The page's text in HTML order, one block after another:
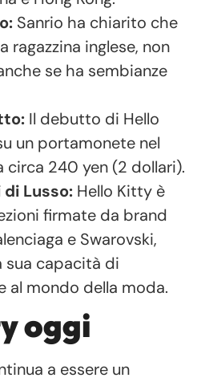
Sanrio ha chiarito che
ragazzina inglese, non
se ha sembianze
Il debutto di Hello
un portamonete nel
circa 240 yen (2 dollari).
Lusso: Hello Kitty è
firmate da brand
e Swarovski,
sua capacità di
al mondo della moda.
oggi
a essere un